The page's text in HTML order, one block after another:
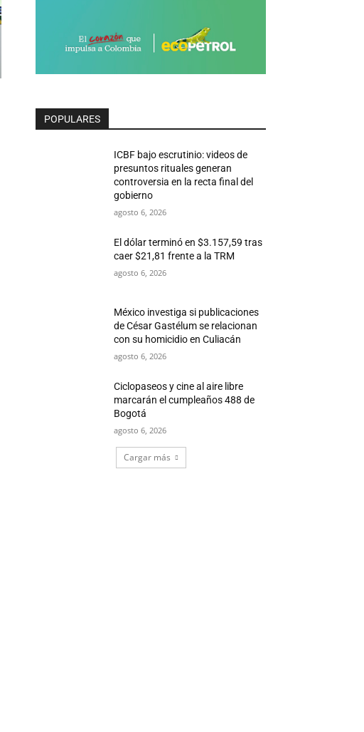
POPULARES
ICBF bajo escrutinio: videos de
presuntos rituales generan
controversia en la recta final del
gobierno
agosto 6, 2026
El dólar terminó en $3.157,59 tras
caer $21,81 frente a la TRM
agosto 6, 2026
México investiga si publicaciones
de César Gastélum se relacionan
con su homicidio en Culiacán
agosto 6, 2026
Ciclopaseos y cine al aire libre
marcarán el cumpleaños 488 de
Bogotá
agosto 6, 2026
Cargar más